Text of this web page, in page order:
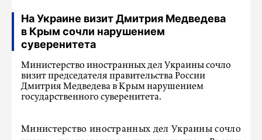
На Украине визит Дмитрия Медведева
в Крым сочли нарушением
суверенитета
Министерство иностранных дел Украины сочло
визит председателя правительства России
Дмитрия Медведева в Крым нарушением
государственного суверенитета.
Министерство иностранных дел Украины сочло